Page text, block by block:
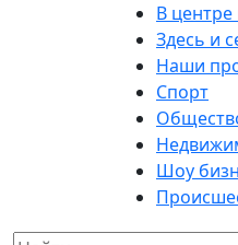
В
Здесь и
Наши
Спорт
Шоу